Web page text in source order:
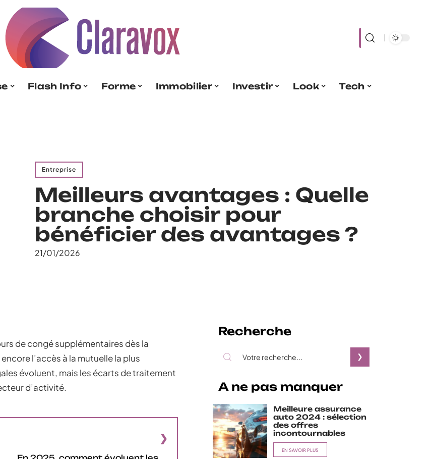
Flash Info Forme Immobilier Investir Look
Tech
Entreprise
Meilleurs avantages : Quelle
branche choisir pour
bénéficier des avantages ?
21/01/2026
de congé supplémentaires dès la
l’accès à la mutuelle la plus
évoluent, mais les écarts de traitement
d’activité.
Recherche
A ne pas manquer
Meilleure assurance
auto 2024 : sélection
des offres
incontournables
EN SAVOIR PLUS